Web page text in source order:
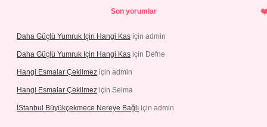
Son yorumlar
Daha Güçlü Yumruk Için Hangi Kas için admin
Daha Güçlü Yumruk Için Hangi Kas için Defne
Hangi Esmalar Çekilmez için admin
Hangi Esmalar Çekilmez için Selma
İStanbul Büyükçekmece Nereye Bağlı için admin